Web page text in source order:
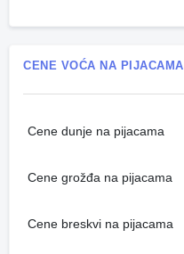
CENE VOĆA NA PIJACAMA
Cene dunje na pijacama
Cene grožđa na pijacama
Cene breskvi na pijacama